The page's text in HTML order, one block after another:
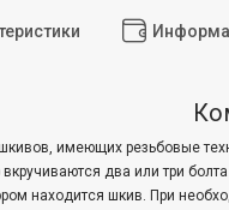
имеющих резьбовые
два или три
находится шкив. При